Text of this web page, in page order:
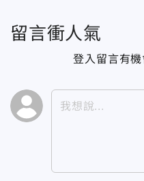
留言衝人氣
登入留言有機